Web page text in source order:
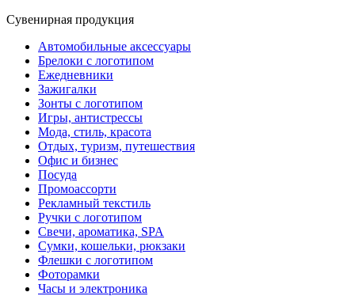
Сувенирная продукция
Автомобильные аксессуары
Брелоки с логотипом
Ежедневники
Зажигалки
Зонты с логотипом
Игры, антистрессы
Мода, стиль, красота
Отдых, туризм, путешествия
Офис и бизнес
Посуда
Промоассорти
Рекламный текстиль
Ручки с логотипом
Свечи, ароматика, SPA
Сумки, кошельки, рюкзаки
Флешки с логотипом
Фоторамки
Часы и электроника